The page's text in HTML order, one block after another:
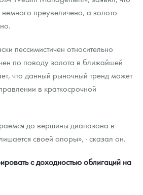
преувеличено, а золото
пессимистичен относительно
по поводу золота в ближайшей
что данный рыночный тренд может
в краткосрочной
до вершины диапазона в
своей опоры», - сказал он.
с доходностью облигаций на